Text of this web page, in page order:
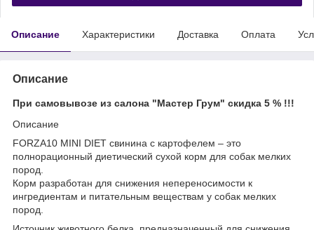
Описание Характеристики Доставка Оплата
Описание
При самовывозе из салона "Мастер Грум" скидка 5 % !!!
Описание
FORZA10 MINI DIET свинина с картофелем – это
полнорационный диетический сухой корм для собак мелких
пород.
Корм разработан для снижения непереносимости к
ингредиентам и питательным веществам у собак мелких
пород.